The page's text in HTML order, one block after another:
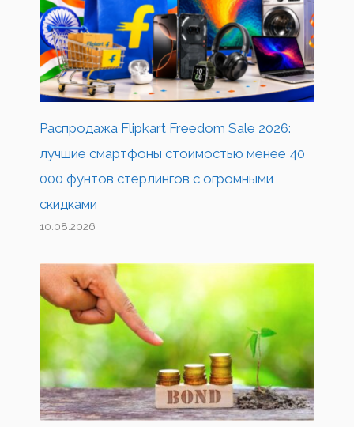
Распродажа Flipkart Freedom Sale 2026:
лучшие смартфоны стоимостью менее 40
000 фунтов стерлингов с огромными
скидками
10.08.2026